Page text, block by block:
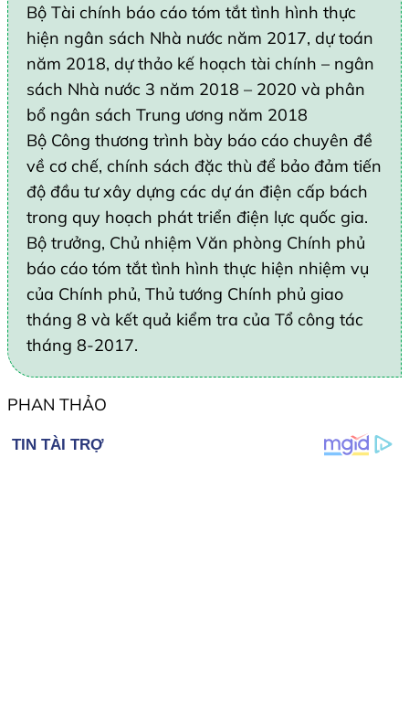
Bộ Tài chính báo cáo tóm tắt tình hình thực
hiện ngân sách Nhà nước năm 2017, dự toán
năm 2018, dự thảo kế hoạch tài chính – ngân
sách Nhà nước 3 năm 2018 – 2020 và phân
bổ ngân sách Trung ương năm 2018
Bộ Công thương trình bày báo cáo chuyên đề
về cơ chế, chính sách đặc thù để bảo đảm tiến
độ đầu tư xây dựng các dự án điện cấp bách
trong quy hoạch phát triển điện lực quốc gia.
Bộ trưởng, Chủ nhiệm Văn phòng Chính phủ
báo cáo tóm tắt tình hình thực hiện nhiệm vụ
của Chính phủ, Thủ tướng Chính phủ giao
tháng 8 và kết quả kiểm tra của Tổ công tác
tháng 8-2017.
PHAN THẢO